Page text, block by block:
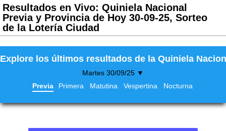
Resultados en Vivo: Quiniela Nacional
Previa y Provincia de Hoy 30-09-25, Sorteo
de la Lotería Ciudad
Explore los últimos resultados de la Quiniela
Martes 30/09/25 ▼
Previa
Primera Matutina Vespertina Nocturna